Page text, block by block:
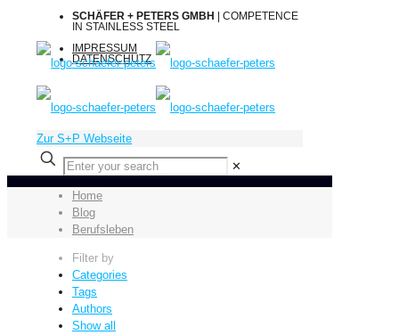
SCHÄFER + PETERS GMBH
| COMPETENCE
IN STAINLESS STEEL
IMPRESSUM
DATENSCHUTZ
Zur S+P Webseite
✕
Home
Blog
Berufsleben
Filter by
Categories
Tags
Authors
Show all